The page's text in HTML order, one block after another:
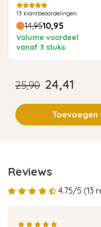
13 klantbeoordelingen
14,9510,95
Volume voordeel
vanaf 3 stuks
25,90 24,41
Toevoegen
Reviews
4.75/5 (13